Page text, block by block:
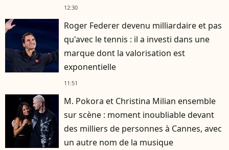
12:30
Roger Federer devenu milliardaire et pas
qu'avec le tennis : il a investi dans une
marque dont la valorisation est
exponentielle
11:51
M. Pokora et Christina Milian ensemble
sur scène : moment inoubliable devant
des milliers de personnes à Cannes, avec
un autre nom de la musique